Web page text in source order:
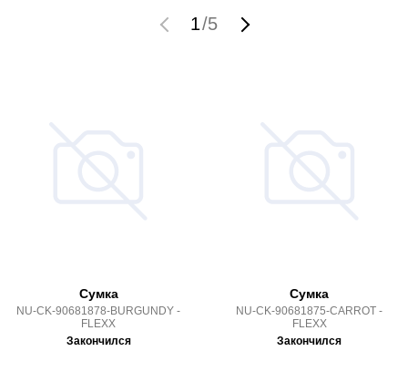
1/5
Сумка
NU-CK-90681878-BURGUNDY -
FLEXX
Закончился
Сумка
NU-CK-90681875-CARROT -
FLEXX
Закончился